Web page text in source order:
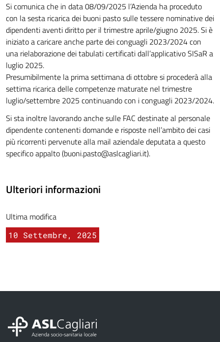
Si comunica che in data 08/09/2025 l’Azienda ha proceduto
con la sesta ricarica dei buoni pasto sulle tessere nominative dei
dipendenti aventi diritto per il trimestre aprile/giugno 2025. Si è
iniziato a caricare anche parte dei conguagli 2023/2024 con
una rielaborazione dei tabulati certificati dall’applicativo SISaR a
luglio 2025.
Presumibilmente la prima settimana di ottobre si procederà alla
settima ricarica delle competenze maturate nel trimestre
luglio/settembre 2025 continuando con i conguagli 2023/2024.
Si sta inoltre lavorando anche sulle FAC destinate al personale
dipendente contenenti domande e risposte nell’ambito dei casi
più ricorrenti pervenute alla mail aziendale deputata a questo
specifico appalto (buoni.pasto@aslcagliari.it).
Ulteriori informazioni
Ultima modifica
10 Settembre, 2025